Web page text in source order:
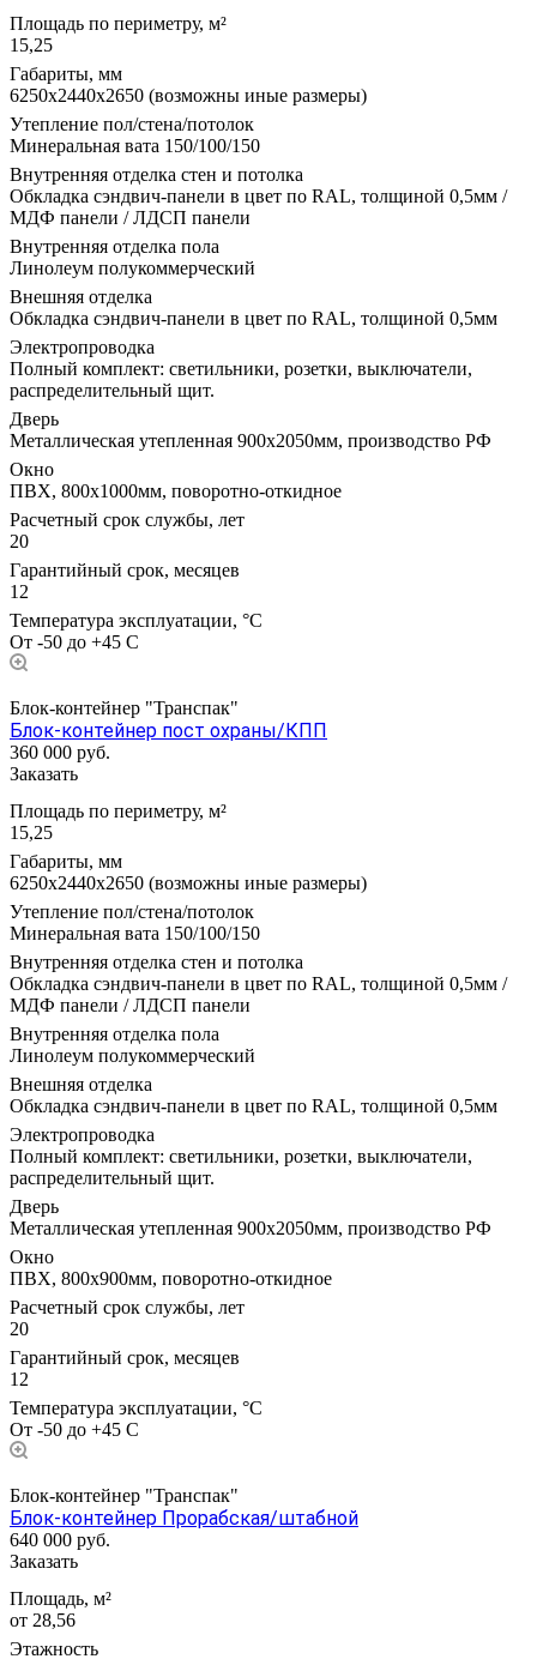
Площадь по периметру, м²
15,25
Габариты, мм
6250х2440х2650 (возможны иные размеры)
Утепление пол/стена/потолок
Минеральная вата 150/100/150
Внутренняя отделка стен и потолка
Обкладка сэндвич-панели в цвет по RAL, толщиной 0,5мм /
МДФ панели / ЛДСП панели
Внутренняя отделка пола
Линолеум полукоммерческий
Внешняя отделка
Обкладка сэндвич-панели в цвет по RAL, толщиной 0,5мм
Электропроводка
Полный комплект: светильники, розетки, выключатели,
распределительный щит.
Дверь
Металлическая утепленная 900х2050мм, производство РФ
Окно
ПВХ, 800х1000мм, поворотно-откидное
Расчетный срок службы, лет
20
Гарантийный срок, месяцев
12
Температура эксплуатации, °С
От -50 до +45 С
Блок-контейнер "Транспак"
Блок-контейнер пост охраны/КПП
360 000 руб.
Заказать
Площадь по периметру, м²
15,25
Габариты, мм
6250х2440х2650 (возможны иные размеры)
Утепление пол/стена/потолок
Минеральная вата 150/100/150
Внутренняя отделка стен и потолка
Обкладка сэндвич-панели в цвет по RAL, толщиной 0,5мм /
МДФ панели / ЛДСП панели
Внутренняя отделка пола
Линолеум полукоммерческий
Внешняя отделка
Обкладка сэндвич-панели в цвет по RAL, толщиной 0,5мм
Электропроводка
Полный комплект: светильники, розетки, выключатели,
распределительный щит.
Дверь
Металлическая утепленная 900х2050мм, производство РФ
Окно
ПВХ, 800х900мм, поворотно-откидное
Расчетный срок службы, лет
20
Гарантийный срок, месяцев
12
Температура эксплуатации, °С
От -50 до +45 С
Блок-контейнер "Транспак"
Блок-контейнер Прорабская/штабной
640 000 руб.
Заказать
Площадь, м²
от 28,56
Этажность